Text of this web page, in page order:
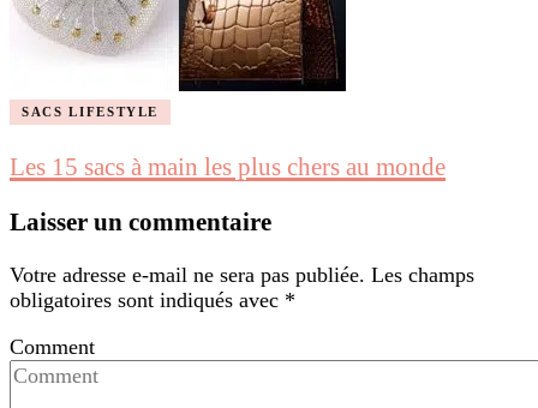
SACS LIFESTYLE
Les 15 sacs à main les plus chers au monde
Laisser un commentaire
Votre adresse e-mail ne sera pas publiée. Les champs
obligatoires sont indiqués avec *
Comment